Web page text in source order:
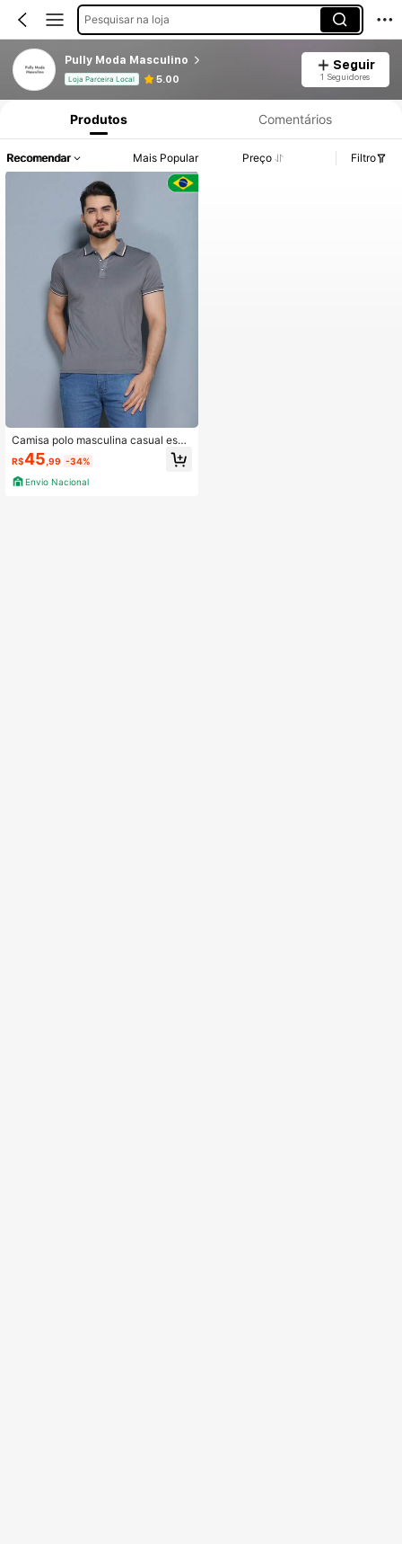
Pesquisar na loja
Pully Moda Masculino
Loja Parceira Local 5.00
Seguir
1 Seguidores
Produtos Comentários
Recomendar Mais Popular Preço Filtro
Camisa polo masculina casual espo
rtiva simples multicolorida respiráve
l de secagem rápida roupas finas de
verão
R$45 ,99 -34%
Envio Nacional